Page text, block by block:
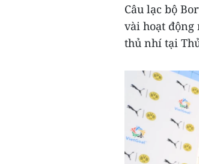
Câu lạc bộ
vài hoạt động
thủ nhí tại